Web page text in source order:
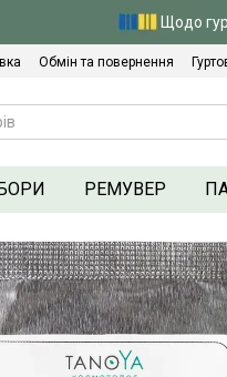
Щодо
Обмін та повернення
РЕМУВЕР